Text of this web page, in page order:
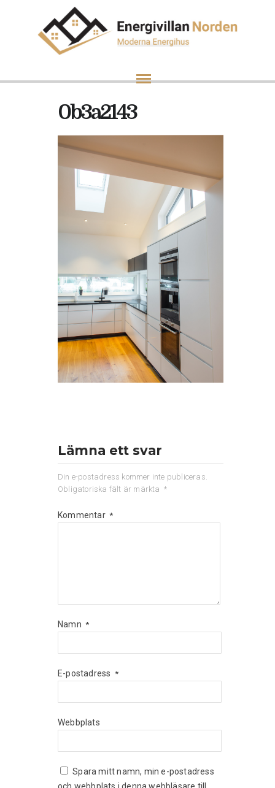
0b3a2143
Lämna ett svar
Din e-postadress kommer inte publiceras.
Obligatoriska fält är märkta *
Kommentar *
Namn *
E-postadress *
Webbplats
Spara mitt namn, min e-postadress